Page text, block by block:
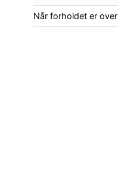
Når forholdet er over